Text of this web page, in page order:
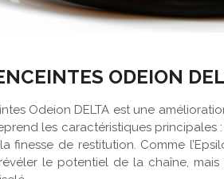
ODEION
Odeion DELTA est une
les caractéristiques
finesse de restitution. Comme
le potentiel de la chaîne,